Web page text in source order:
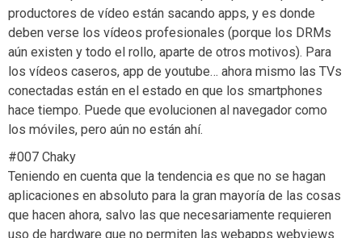
productores de vídeo están sacando apps, y es donde
deben verse los vídeos profesionales (porque los DRMs
aún existen y todo el rollo, aparte de otros motivos). Para
los vídeos caseros, app de youtube… ahora mismo las TVs
conectadas están en el estado en que los smartphones
hace tiempo. Puede que evolucionen al navegador como
los móviles, pero aún no están ahí.
#007 Chaky
Teniendo en cuenta que la tendencia es que no se hagan
aplicaciones en absoluto para la gran mayoría de las cosas
que hacen ahora, salvo las que necesariamente requieren
uso de hardware que no permiten las webapps webviews